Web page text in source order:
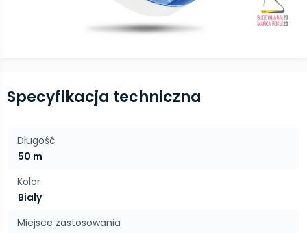
Specyfikacja techniczna
Długość
50 m
Kolor
Biały
Miejsce zastosowania